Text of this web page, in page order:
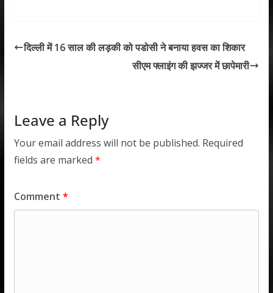
s b er e
dI
l e
दिल्ली में 16 साल की लड़की को पडोसी ने बनाया हवस का शिकार
सीएम फ्लाइंग की झज्जर में छापेमारी
Leave a Reply
Your email address will not be published. Required
fields are marked *
Comment *